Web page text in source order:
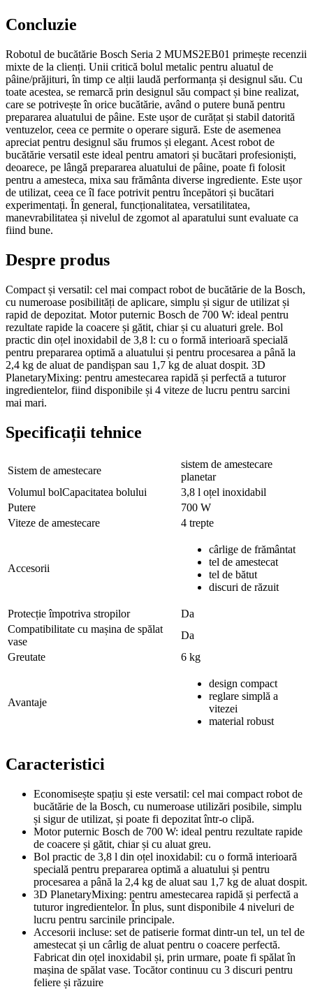
Concluzie
Robotul de bucătărie Bosch Seria 2 MUMS2EB01 primește recenzii
mixte de la clienți. Unii critică bolul metalic pentru aluatul de
pâine/prăjituri, în timp ce alții laudă performanța și designul său. Cu
toate acestea, se remarcă prin designul său compact și bine realizat,
care se potrivește în orice bucătărie, având o putere bună pentru
prepararea aluatului de pâine. Este ușor de curățat și stabil datorită
ventuzelor, ceea ce permite o operare sigură. Este de asemenea
apreciat pentru designul său frumos și elegant. Acest robot de
bucătărie versatil este ideal pentru amatori și bucătari profesioniști,
deoarece, pe lângă prepararea aluatului de pâine, poate fi folosit
pentru a amesteca, mixa sau frământa diverse ingrediente. Este ușor
de utilizat, ceea ce îl face potrivit pentru începători și bucătari
experimentați. În general, funcționalitatea, versatilitatea,
manevrabilitatea și nivelul de zgomot al aparatului sunt evaluate ca
fiind bune.
Despre produs
Compact și versatil: cel mai compact robot de bucătărie de la Bosch,
cu numeroase posibilități de aplicare, simplu și sigur de utilizat și
rapid de depozitat. Motor puternic Bosch de 700 W: ideal pentru
rezultate rapide la coacere și gătit, chiar și cu aluaturi grele. Bol
practic din oțel inoxidabil de 3,8 l: cu o formă interioară specială
pentru prepararea optimă a aluatului și pentru procesarea a până la
2,4 kg de aluat de pandișpan sau 1,7 kg de aluat dospit. 3D
PlanetaryMixing: pentru amestecarea rapidă și perfectă a tuturor
ingredientelor, fiind disponibile și 4 viteze de lucru pentru sarcini
mai mari.
Specificații tehnice
Sistem de amestecare
sistem de amestecare
planetar
Volumul bolCapacitatea bolului
3,8 l oțel inoxidabil
Putere
700 W
Viteze de amestecare
4 trepte
Accesorii
cârlige de frământat
tel de amestecat
tel de bătut
discuri de răzuit
Protecție împotriva stropilor
Da
Compatibilitate cu mașina de spălat
vase
Da
Greutate
6 kg
Avantaje
design compact
reglare simplă a
vitezei
material robust
Caracteristici
Economisește spațiu și este versatil: cel mai compact robot de
bucătărie de la Bosch, cu numeroase utilizări posibile, simplu
și sigur de utilizat, și poate fi depozitat într-o clipă.
Motor puternic Bosch de 700 W: ideal pentru rezultate rapide
de coacere și gătit, chiar și cu aluat greu.
Bol practic de 3,8 l din oțel inoxidabil: cu o formă interioară
specială pentru prepararea optimă a aluatului și pentru
procesarea a până la 2,4 kg de aluat sau 1,7 kg de aluat dospit.
3D PlanetaryMixing: pentru amestecarea rapidă și perfectă a
tuturor ingredientelor. În plus, sunt disponibile 4 niveluri de
lucru pentru sarcinile principale.
Accesorii incluse: set de patiserie format dintr-un tel, un tel de
amestecat și un cârlig de aluat pentru o coacere perfectă.
Fabricat din oțel inoxidabil și, prin urmare, poate fi spălat în
mașina de spălat vase. Tocător continuu cu 3 discuri pentru
feliere și răzuire